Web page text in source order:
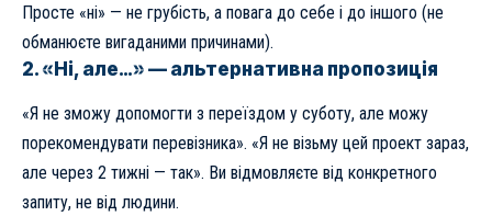
Просте «ні» — не грубість, а повага до себе і до іншого (не
обманюєте вигаданими причинами).
2. «Ні, але…» — альтернативна пропозиція
«Я не зможу допомогти з переїздом у суботу, але можу
порекомендувати перевізника». «Я не візьму цей проект зараз,
але через 2 тижні — так». Ви відмовляєте від конкретного
запиту, не від людини.